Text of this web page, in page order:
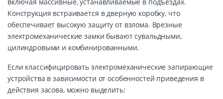
Конструкция встраивается в дверную коробку, что
обеспечивает высокую защиту от взлома. Врезные
электромеханические замки бывают сувальдными,
цилиндровыми и комбинированными.
Если классифицировать электромеханические запирающие
устройства в зависимости от особенностей приведения в
действия засова, можно выделить: